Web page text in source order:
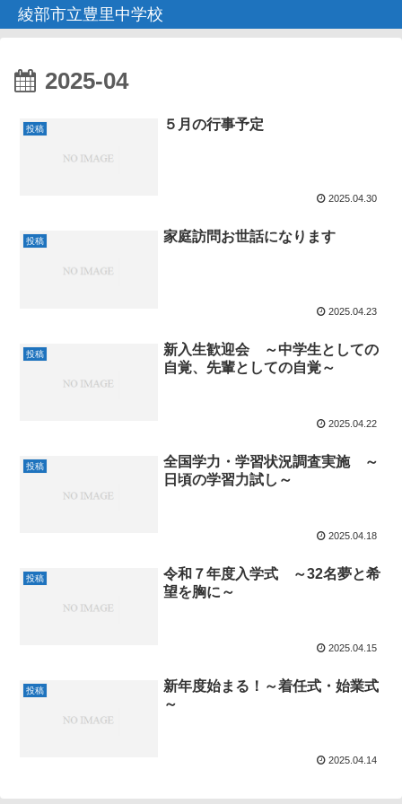
綾部市立豊里中学校
2025-04
投稿 ５月の行事予定
2025.04.30
投稿 家庭訪問お世話になります
2025.04.23
投稿
新入生歓迎会 ～中学生としての
自覚、先輩としての自覚～
2025.04.22
投稿
全国学力・学習状況調査実施 ～
日頃の学習力試し～
2025.04.18
投稿
令和７年度入学式 ～32名夢と希
望を胸に～
2025.04.15
投稿
新年度始まる！～着任式・始業式
～
2025.04.14